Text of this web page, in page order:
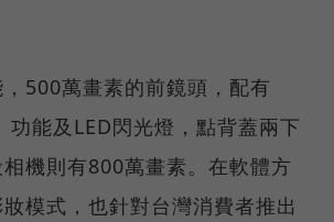
500萬畫素的前鏡頭，配有
功能及LED閃光燈，點背蓋兩下
機則有800萬畫素。在軟體方
模式，也針對台灣消費者推出